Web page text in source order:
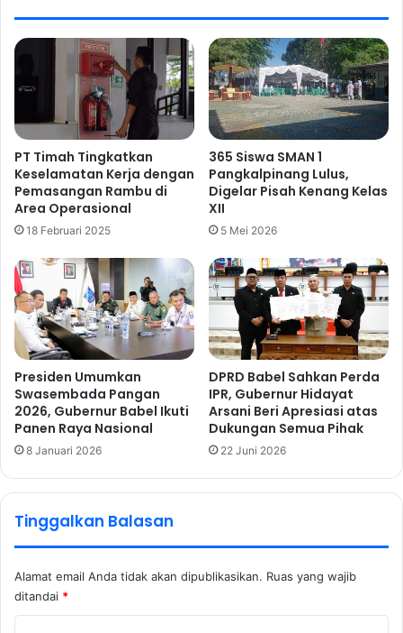
PT Timah Tingkatkan
Keselamatan Kerja dengan
Pemasangan Rambu di
Area Operasional
18 Februari 2025
365 Siswa SMAN 1
Pangkalpinang Lulus,
Digelar Pisah Kenang Kelas
XII
5 Mei 2026
Presiden Umumkan
Swasembada Pangan
2026, Gubernur Babel Ikuti
Panen Raya Nasional
8 Januari 2026
DPRD Babel Sahkan Perda
IPR, Gubernur Hidayat
Arsani Beri Apresiasi atas
Dukungan Semua Pihak
22 Juni 2026
Tinggalkan Balasan
Alamat email Anda tidak akan dipublikasikan. Ruas yang wajib
ditandai *